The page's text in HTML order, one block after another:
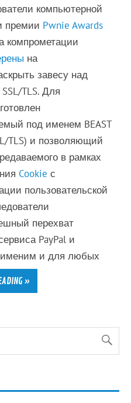
компьютерной
премии Pwnie Awards
компрометации
на
завесу над
TLS. Для
под именем BEAST
TLS) и позволяющий
в рамках
Cookie с
пользовательской
перехват
PayPal и
и для любых
»